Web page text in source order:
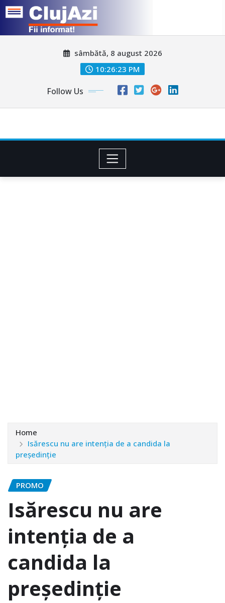
sâmbătă, 8 august 2026
10:26:25 PM
Follow Us
Home
Isărescu nu are intenția de a candida la
președinție
PROMO
Isărescu nu are
intenția de a
candida la
președinție